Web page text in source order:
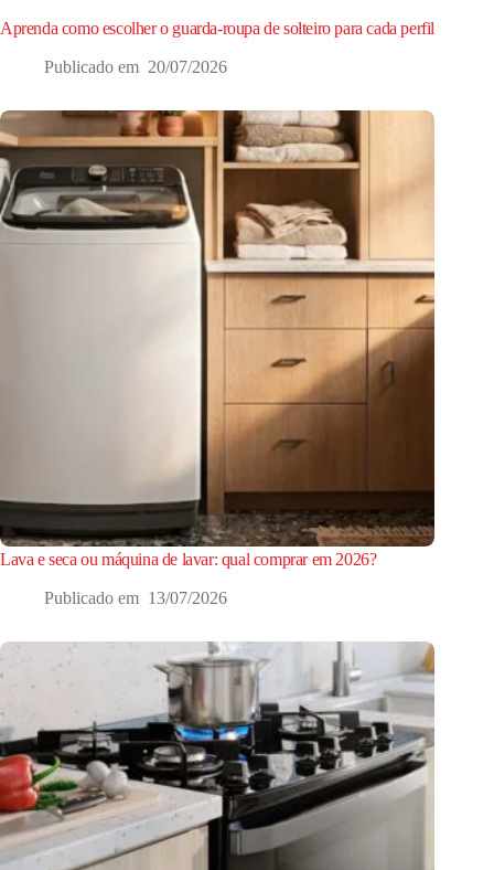
Aprenda como escolher o guarda-roupa de solteiro para cada perfil
20/07/2026
Lava e seca ou máquina de lavar: qual comprar em 2026?
13/07/2026